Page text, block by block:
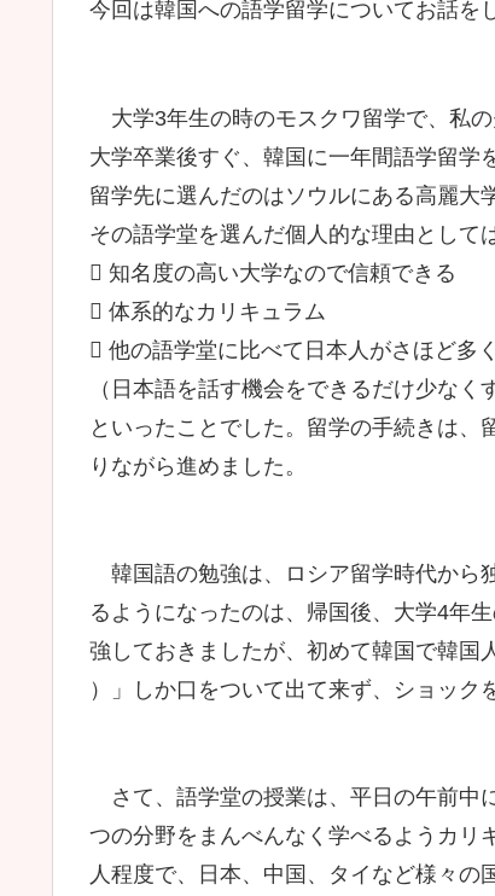
今回は韓国への語学留学についてお話を
大学3年生の時のモスクワ留学で、私
大学卒業後すぐ、韓国に一年間語学留学
留学先に選んだのはソウルにある高麗大
その語学堂を選んだ個人的な理由としては
 知名度の高い大学なので信頼できる
 体系的なカリキュラム
 他の語学堂に比べて日本人がさほど多
（日本語を話す機会をできるだけ少なく
といったことでした。留学の手続きは、
りながら進めました。
韓国語の勉強は、ロシア留学時代から
るようになったのは、帰国後、大学4年
強しておきましたが、初めて韓国で韓国
）」しか口をついて出て来ず、ショック
さて、語学堂の授業は、平日の午前中
つの分野をまんべんなく学べるようカリ
人程度で、日本、中国、タイなど様々